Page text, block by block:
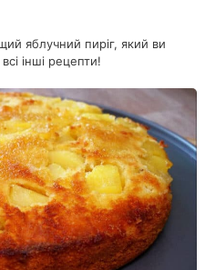
яблучний пиріг, який ви
інші рецепти!